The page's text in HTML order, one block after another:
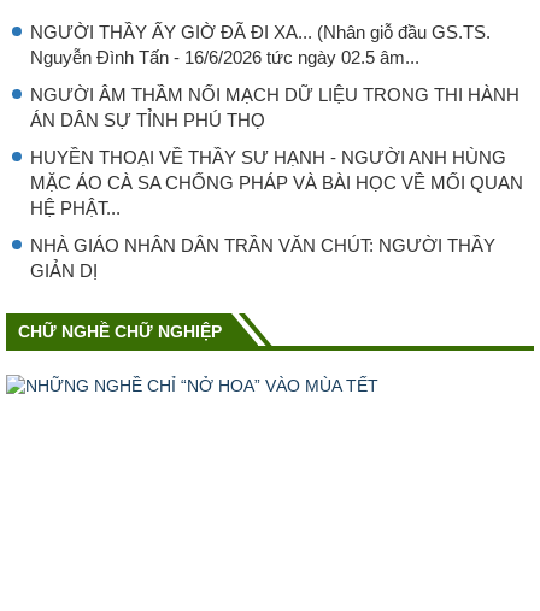
NGƯỜI THẦY ẤY GIỜ ĐÃ ĐI XA... (Nhân giỗ đầu GS.TS.
Nguyễn Đình Tấn - 16/6/2026 tức ngày 02.5 âm...
NGƯỜI ÂM THẦM NỐI MẠCH DỮ LIỆU TRONG THI HÀNH
ÁN DÂN SỰ TỈNH PHÚ THỌ
HUYỀN THOẠI VỀ THẦY SƯ HẠNH - NGƯỜI ANH HÙNG
MẶC ÁO CÀ SA CHỐNG PHÁP VÀ BÀI HỌC VỀ MỐI QUAN
HỆ PHẬT...
NHÀ GIÁO NHÂN DÂN TRẦN VĂN CHÚT: NGƯỜI THẦY
GIẢN DỊ
CHỮ NGHỀ CHỮ NGHIỆP